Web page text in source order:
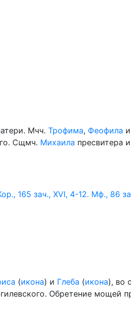
Мчч. Трофима, Феофила
Сщмч. Михаила пресвитера
165 зач., XVI, 4-12. Мф., 86
(икона) и Глеба (икона), во
Обретение мощей